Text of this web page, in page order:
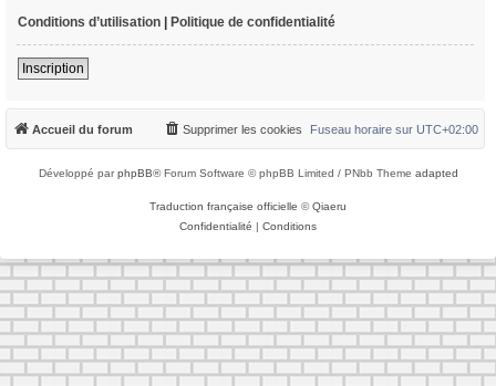
Conditions d’utilisation | Politique de confidentialité
Inscription
Accueil du forum Fuseau horaire sur UTC+02:00
Supprimer les cookies
Développé parphpBB® Forum Software © phpBB Limited / PNbb Theme adapted
Traduction française officielle ©Qiaeru
Confidentialité | Conditions